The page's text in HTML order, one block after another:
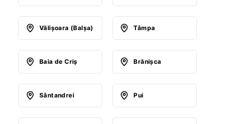
Vălişoara (Balşa) Tâmpa
Baia de Criş Brănişca
Sântandrei Pui